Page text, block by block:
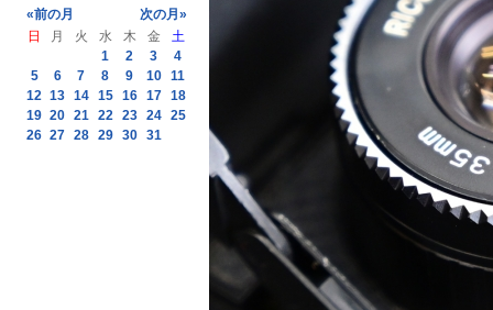
«前の月
次の月»
日
月 火 水 木 金
土
1
2 3
4
5
6 7 8 9 10
11
12 13 14 15 16 17 18
19 20 21 22 23 24 25
26 27 28 29 30 31